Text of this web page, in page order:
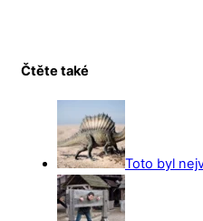
Čtěte také
Toto byl